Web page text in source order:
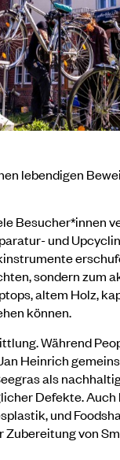
lebendigen
Besucher*innen
und
sondern zum
altem Holz,
können.
Während
Heinrich
als
Defekte.
und
von